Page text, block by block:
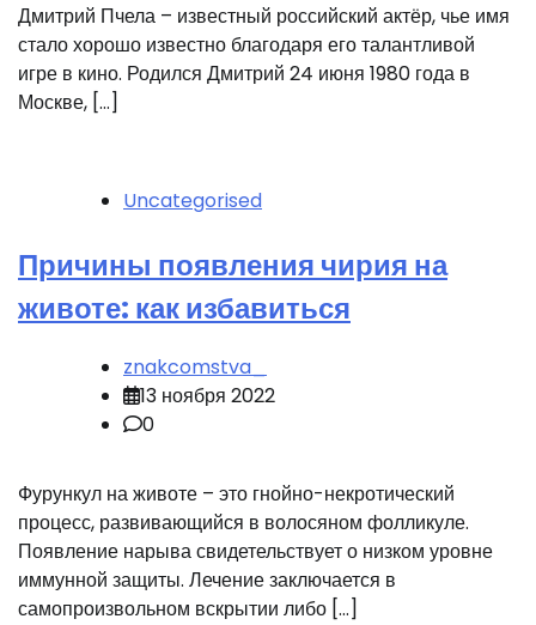
Дмитрий Пчела – известный российский актёр, чье имя
стало хорошо известно благодаря его талантливой
игре в кино. Родился Дмитрий 24 июня 1980 года в
Москве, […]
Uncategorised
Причины появления чирия на
животе: как избавиться
znakcomstva_
13 ноября 2022
0
Фурункул на животе – это гнойно-некротический
процесс, развивающийся в волосяном фолликуле.
Появление нарыва свидетельствует о низком уровне
иммунной защиты. Лечение заключается в
самопроизвольном вскрытии либо […]